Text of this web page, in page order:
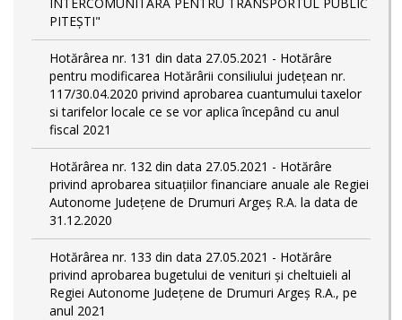
PITEȘTI"
Hotărârea nr. 131 din data 27.05.2021 - Hotărâre
pentru modificarea Hotărârii consiliului județean nr.
117/30.04.2020 privind aprobarea cuantumului taxelor
si tarifelor locale ce se vor aplica începând cu anul
fiscal 2021
Hotărârea nr. 132 din data 27.05.2021 - Hotărâre
privind aprobarea situațiilor financiare anuale ale Regiei
Autonome Județene de Drumuri Argeș R.A. la data de
31.12.2020
Hotărârea nr. 133 din data 27.05.2021 - Hotărâre
privind aprobarea bugetului de venituri și cheltuieli al
Regiei Autonome Județene de Drumuri Argeș R.A., pe
anul 2021